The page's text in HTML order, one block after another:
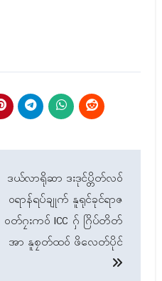
ဒယ်လာရိုဆာ ဒးဒုၚ်ပ္တိတ်လဝ်
ဝရာန်ရပ်ချုက် နူရုၚ်ခုၚ်ရာဇ
ဝတ်ဂၠးကဝ် ICC ဂှ် ဂြိပ်တိတ်
အာ နူစၠတ်ထဝ် ဖိလေတ်ပိုၚ်